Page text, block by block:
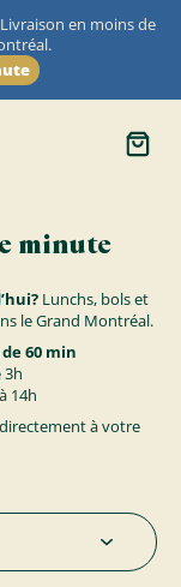
en moins de
minute
Lunchs, bols et
le Grand Montréal.
60 min
3h
14h
à votre